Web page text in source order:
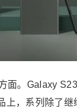
面。Galaxy
上，系列除了